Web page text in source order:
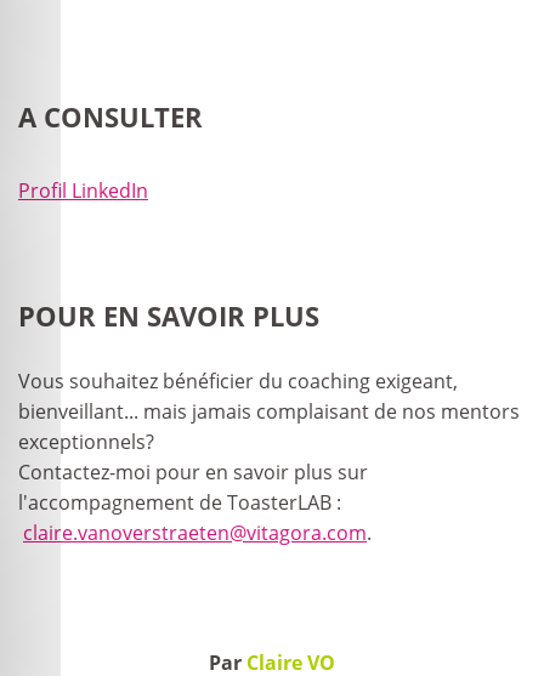
A CONSULTER
Profil LinkedIn
POUR EN SAVOIR PLUS
Vous souhaitez bénéficier du coaching exigeant,
bienveillant... mais jamais complaisant de nos mentors
exceptionnels?
Contactez-moi pour en savoir plus sur
l'accompagnement de ToasterLAB :
claire.vanoverstraeten@vitagora.com.
Par Claire VO